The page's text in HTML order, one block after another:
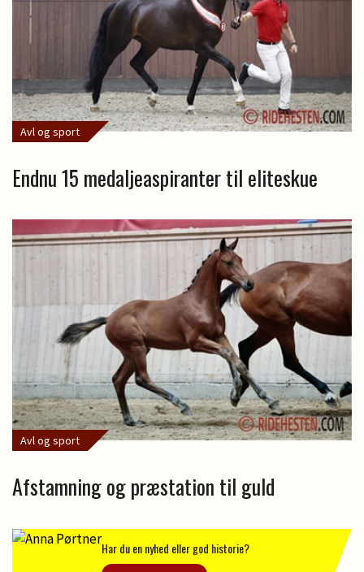
Avl og sport
Endnu 15 medaljeaspiranter til eliteskue
Avl og sport
Afstamning og præstation til guld
Har du en nyhed eller god historie?